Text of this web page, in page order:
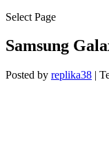
Select Page
Samsung
Posted by replika38 |